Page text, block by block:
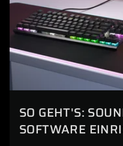
SO GEHT'S:
SOFTWARE